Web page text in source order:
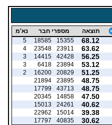
תוצאה מספרי חבר נא'מ
68.12
15355
18585
5
63.62
23911
23548
4
56.25
42428
14415
3
53.12
23894
6418
3
51.25
20829
16200
2
48.75
23895
21894
48.75
43713
17799
47.50
14858
20345
40.62
24261
15013
39.38
15014
22962
30.62
40835
17797